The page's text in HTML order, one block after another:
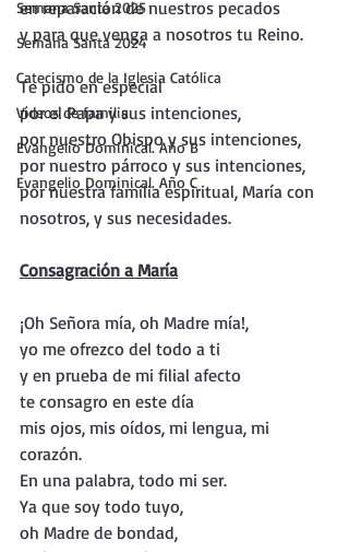
Semana Santa 2025
Semana Santa 2024
Catecismo de la Iglesia Católica
Vídeos de familia
Evangelio Dominical. Año B
Evangelio Dominical. Año C
en reparación de nuestros pecados
y para que venga a nosotros tu Reino.
Te pido en especial
por el Papa y sus intenciones,
por nuestro Obispo y sus intenciones,
por nuestro párroco y sus intenciones,
por nuestra familia espiritual, María con
nosotros, y sus necesidades.
Consagración a María
¡Oh Señora mía, oh Madre mía!,
yo me ofrezco del todo a ti
y en prueba de mi filial afecto
te consagro en este día
mis ojos, mis oídos, mi lengua, mi
corazón.
En una palabra, todo mi ser.
Ya que soy todo tuyo,
oh Madre de bondad,